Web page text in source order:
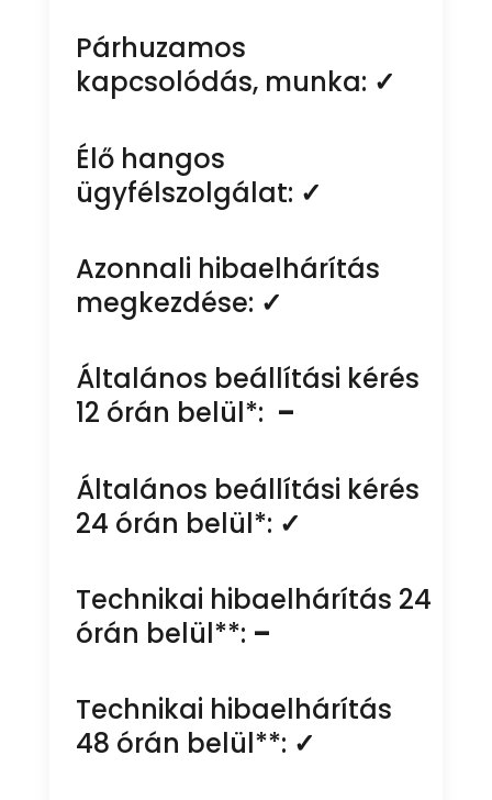
Párhuzamos
kapcsolódás, munka: ✓
Élő hangos
ügyfélszolgálat: ✓
Azonnali hibaelhárítás
megkezdése: ✓
Általános beállítási kérés
12 órán belül*: –
Általános beállítási kérés
24 órán belül*: ✓
Technikai hibaelhárítás 24
órán belül**: –
Technikai hibaelhárítás
48 órán belül**: ✓